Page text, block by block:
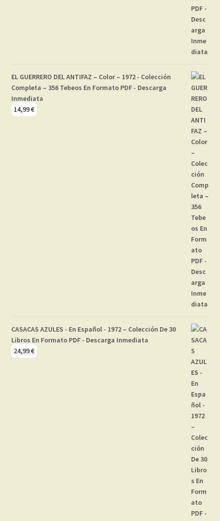
EL GUERRERO DEL ANTIFAZ – Color – 1972 - Colección
Completa – 356 Tebeos En Formato PDF - Descarga
Inmediata
14,99€
CASACAS AZULES - En Español - 1972 – Colección De 30
Libros En Formato PDF - Descarga Inmediata
24,99€